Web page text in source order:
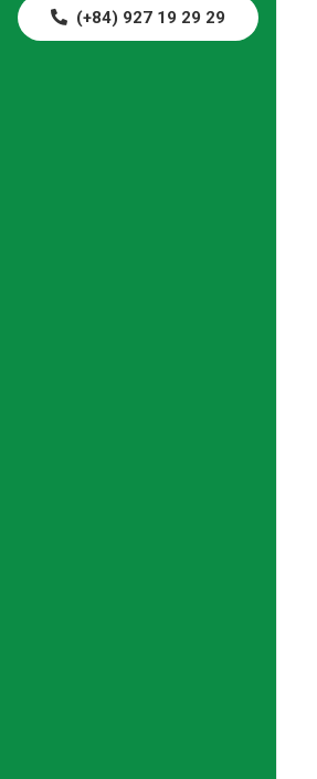
(+84) 927 19 29 29